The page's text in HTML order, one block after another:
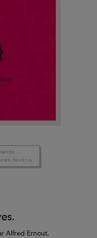
favoris
Alfred Ernout.